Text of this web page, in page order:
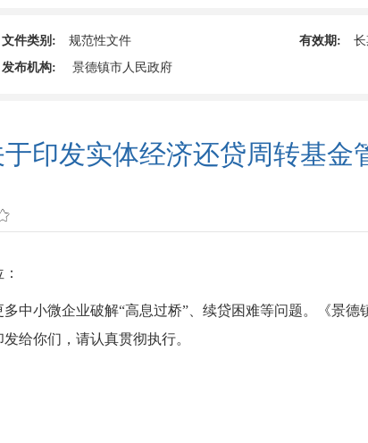
文件类别: 规范性文件 有效期:
发布机构: 景德镇市人民政府
印发实体经济还贷周转基金
中小微企业破解“高息过桥” 、续贷困难等问题。《景
给你们，请认真贯彻执行。